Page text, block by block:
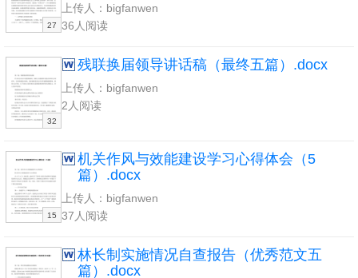
27
上传人：bigfanwen
36人阅读
32
残联换届领导讲话稿（最终五篇）.docx
上传人：bigfanwen
2人阅读
15
机关作风与效能建设学习心得体会（5
篇）.docx
上传人：bigfanwen
37人阅读
林长制实施情况自查报告（优秀范文五
篇）.docx